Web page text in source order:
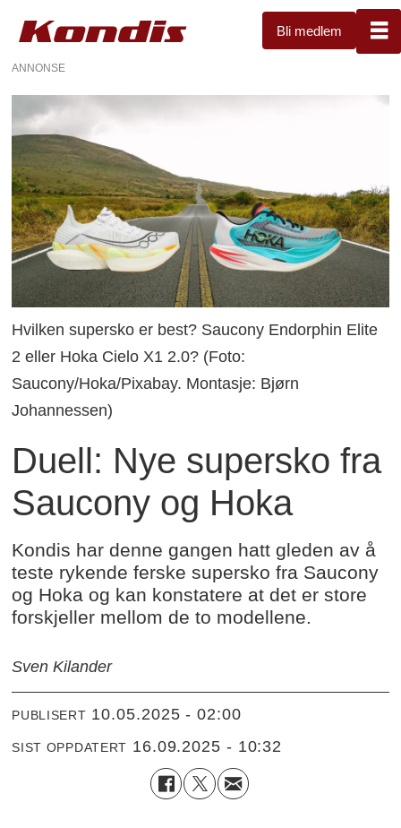
Bli medlem
ANNONSE
Hvilken supersko er best? Saucony Endorphin Elite
2 eller Hoka Cielo X1 2.0? (Foto:
Saucony/Hoka/Pixabay. Montasje: Bjørn
Johannessen)
Duell: Nye supersko fra
Saucony og Hoka
Kondis har denne gangen hatt gleden av å
teste rykende ferske supersko fra Saucony
og Hoka og kan konstatere at det er store
forskjeller mellom de to modellene.
Sven Kilander
PUBLISERT 10.05.2025 - 02:00
SIST OPPDATERT 16.09.2025 - 10:32